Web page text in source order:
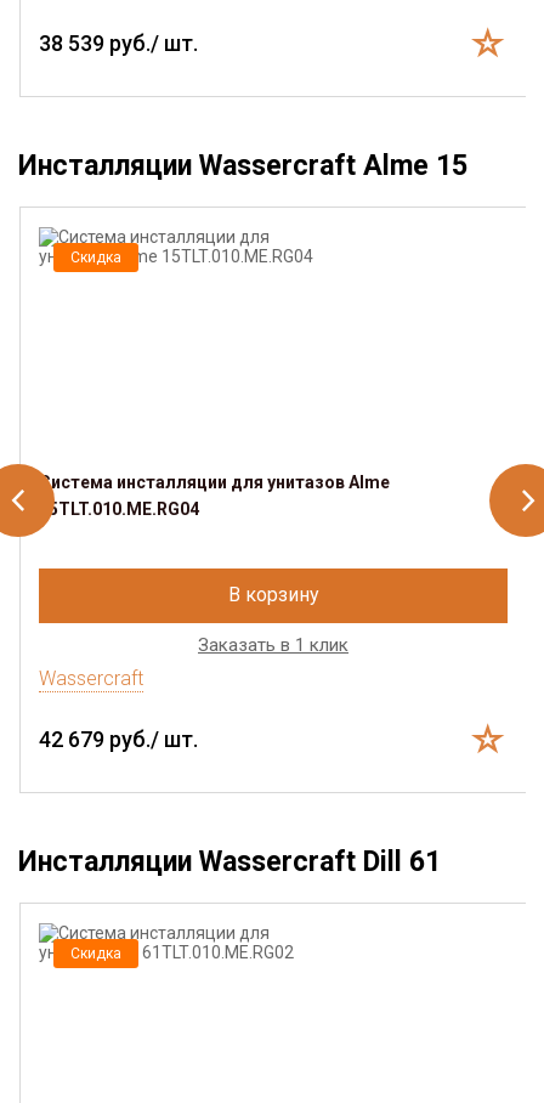
38 539 руб./ шт.
Инсталляции Wassercraft Alme 15
Скидка
Система инсталляции для унитазов Alme
15TLT.010.ME.RG04
В корзину
Заказать в 1 клик
Wassercraft
42 679 руб./ шт.
Инсталляции Wassercraft Dill 61
Скидка